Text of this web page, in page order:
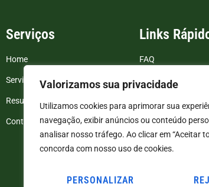
Valorizamos sua privacidade
Utilizamos cookies para aprimorar sua
navegação, exibir anúncios ou conteúdo
analisar nosso tráfego. Ao clicar em “Aceitar
concorda com nosso uso de cookies.
PERSONALIZAR
Serviços
Home
Serviços
Resultados de exames
Contato
Links
FAQ
Blog
Politica de
Termos e